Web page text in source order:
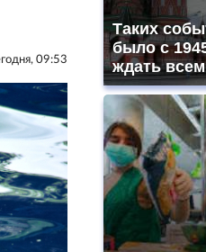
09:53
Таких
было с
ждать